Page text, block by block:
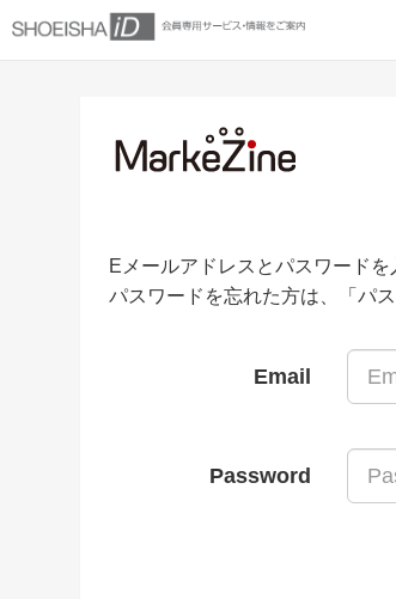
Eメールアドレスとパスワードを
パスワードを忘れた方は、「パ
Email
Password